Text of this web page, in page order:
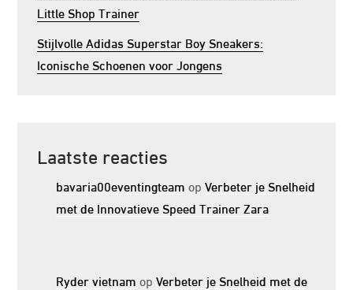
Little Shop Trainer
Stijlvolle Adidas Superstar Boy Sneakers:
Iconische Schoenen voor Jongens
Laatste reacties
bavaria00eventingteam opVerbeter je Snelheid
met de Innovatieve Speed Trainer Zara
Ryder vietnam opVerbeter je Snelheid met de